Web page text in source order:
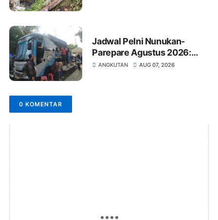
Jadwal Pelni Nunukan-
Parepare Agustus 2026:
Jam Berangkat dan Harga
ANGKUTAN AUG 07, 2026
0 KOMENTAR